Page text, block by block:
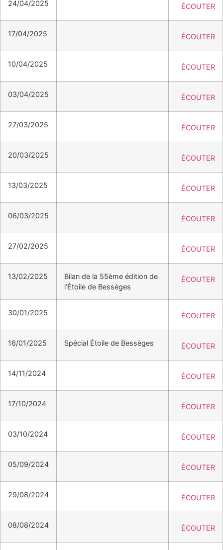
24/04/2025 ÉCOUTER
17/04/2025 ÉCOUTER
10/04/2025 ÉCOUTER
03/04/2025 ÉCOUTER
27/03/2025 ÉCOUTER
20/03/2025 ÉCOUTER
13/03/2025 ÉCOUTER
06/03/2025 ÉCOUTER
27/02/2025 ÉCOUTER
13/02/2025
Bilan de la 55ème édition de
l’Étoile de Bessèges
ÉCOUTER
30/01/2025 ÉCOUTER
16/01/2025 Spécial Étoile de Bessèges ÉCOUTER
14/11/2024 ÉCOUTER
17/10/2024 ÉCOUTER
03/10/2024 ÉCOUTER
05/09/2024 ÉCOUTER
29/08/2024 ÉCOUTER
08/08/2024 ÉCOUTER